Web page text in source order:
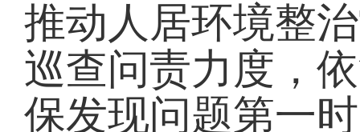
推动人居环境整
巡查问责力度，
保发现问题第一